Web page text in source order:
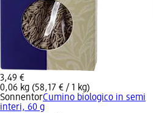
3,49 €
0,06 kg (58,17 € / 1 kg)
SonnentorCumino biologico in semi
interi, 60 g